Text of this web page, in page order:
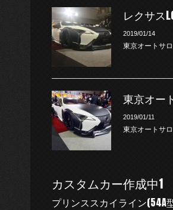
レクサス
2019/01/14
東京オートサ
東京オー
2019/01/11
東京オートサ
カスタムカー作成中1
プリンススカイライン(54A